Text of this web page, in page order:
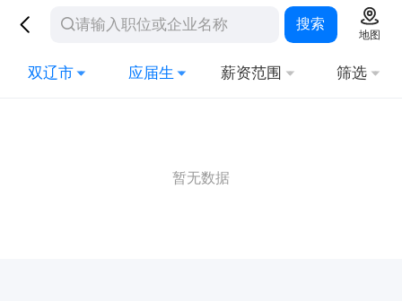
搜索
地图
双辽市 应届生 薪资范围 筛选
暂无数据